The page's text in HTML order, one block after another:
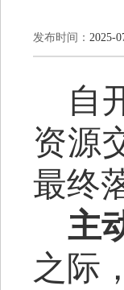
发布时间： 2025-
自
资源
最终
主
之际